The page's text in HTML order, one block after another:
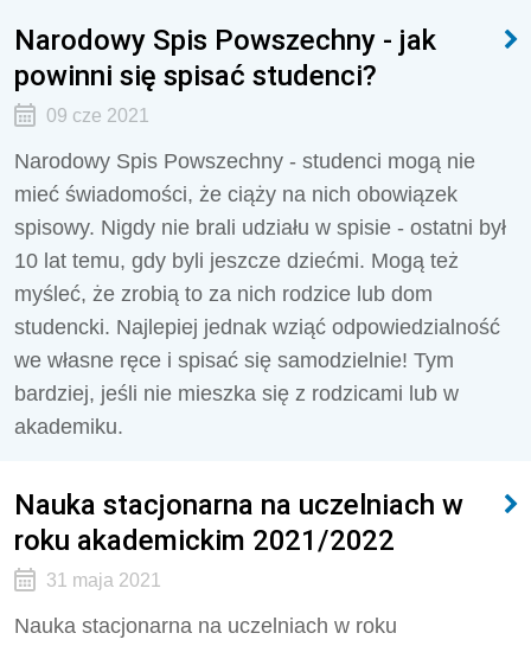
Narodowy Spis Powszechny - jak
powinni się spisać studenci?
09 cze 2021
Narodowy Spis Powszechny - studenci mogą nie
mieć świadomości, że ciąży na nich obowiązek
spisowy. Nigdy nie brali udziału w spisie - ostatni był
10 lat temu, gdy byli jeszcze dziećmi. Mogą też
myśleć, że zrobią to za nich rodzice lub dom
studencki. Najlepiej jednak wziąć odpowiedzialność
we własne ręce i spisać się samodzielnie! Tym
bardziej, jeśli nie mieszka się z rodzicami lub w
akademiku.
Nauka stacjonarna na uczelniach w
roku akademickim 2021/2022
31 maja 2021
Nauka stacjonarna na uczelniach w roku